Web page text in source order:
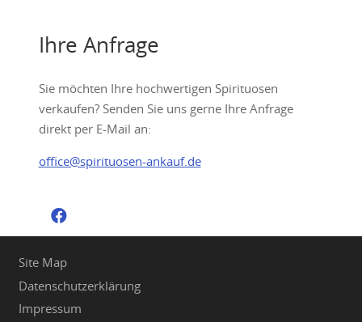
Ihre Anfrage
Sie möchten Ihre hochwertigen Spirituosen
verkaufen? Senden Sie uns gerne Ihre Anfrage
direkt per E-Mail an:
office@spirituosen-ankauf.de
Site Map
Datenschutzerklärung
Impressum